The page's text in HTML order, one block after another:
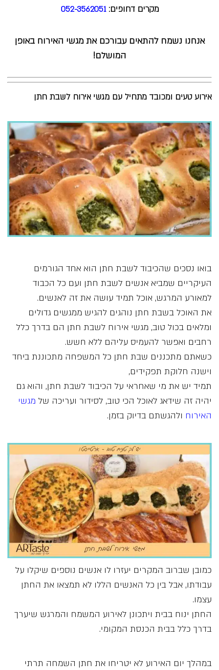
מקרים דחופים:052-3562051
אנחנו נשמח להתאים עבורכם את מגשי האירוח באופן
המושלם!
אירוע טעים ומכובד מתחיל עם מגשי אירוח לשבת חתן
בואו נסכים שהכיבוד לשבת חתן הוא אחד הגורמים
העיקריים שמביא אנשים לשבת חתן ועם כל הכבוד
למאורע המרגש, אוכל תמיד עושה את זה לאנשים.
את האוכל בשבת חתן נוהגים להגיש ממגשים גדולים
ומלאים בכול טוב, מגשי אירוח לשבת חתן הם בדרך כלל
רחבים ואפשר להעמיס עליהם ללא חשש.
כשאתם מתכננים שבת חתן כל המשפחה מתכוננת ביחד
וישנה חלוקת תפקידים,
תמיד יש את מי שאחראי על הכיבוד לשבת חתן, והוא גם
יהיה זה שידאג לאוכל הכי טוב, לסידור ועריכה של מגשי
האירוח ולהגשתם בדיוק בזמן.
כמובן שברוב המקרים יעזרו לו אנשים נוספים שיקלו על
עבודתו, אבל בין כל האנשים הללו לא תמצאו את החתן
עצמו.
החתן ינוח בבית ויתכונן לאירוע המשמח והמרגש שיערך
בדרך כלל בבית הכנסת המקומי.
במהלך יום האירוע לא יטריחו את חתן השמחה תרתי